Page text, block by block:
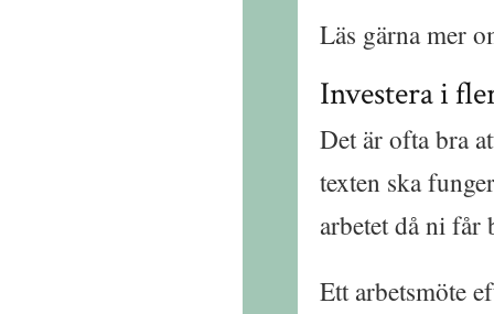
Läs gärna mer
Investera i
Det är ofta bra
texten ska
arbetet då ni får
Ett arbetsmöte